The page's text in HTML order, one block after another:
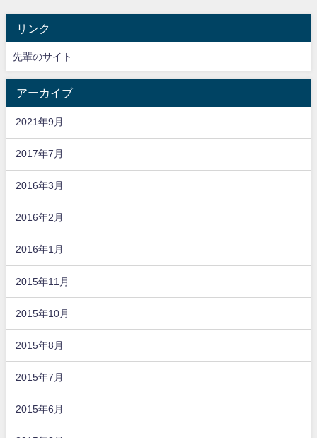
リンク
先輩のサイト
アーカイブ
2021年9月
2017年7月
2016年3月
2016年2月
2016年1月
2015年11月
2015年10月
2015年8月
2015年7月
2015年6月